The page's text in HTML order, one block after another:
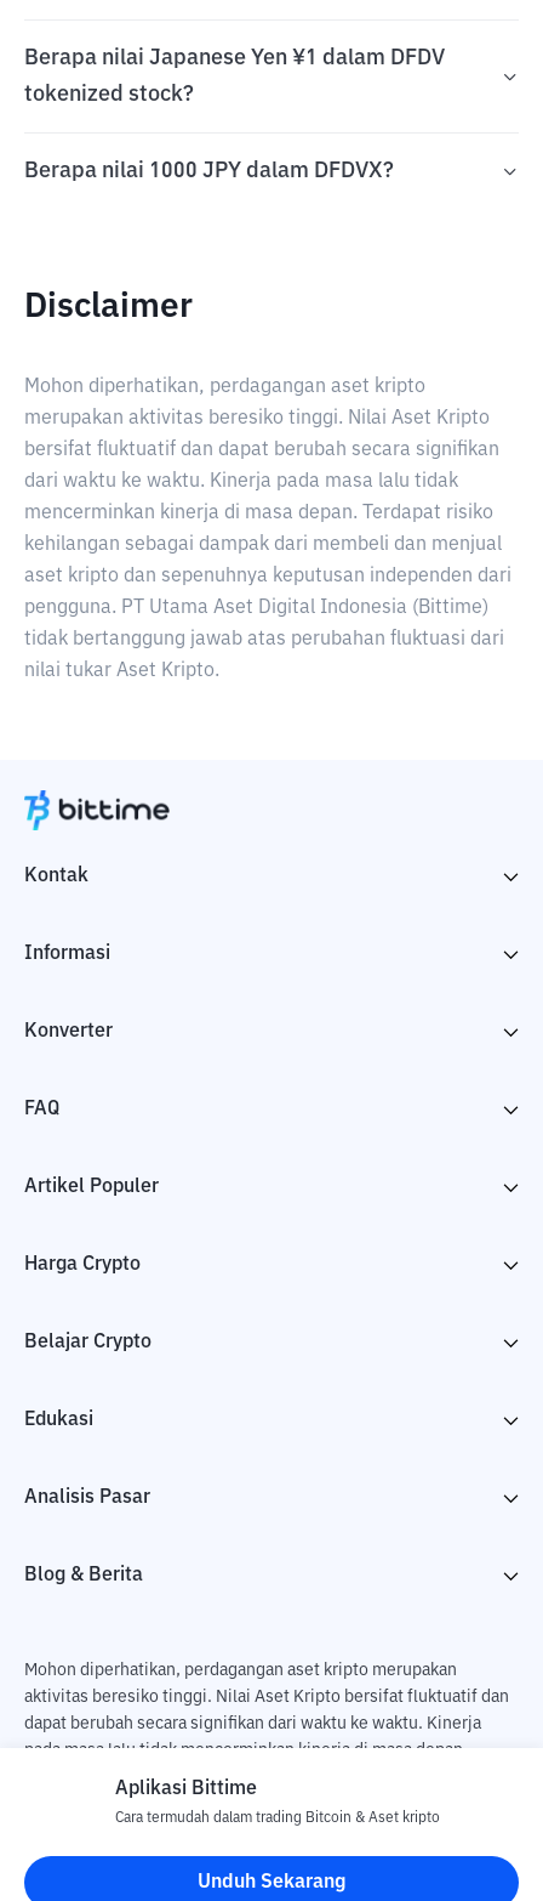
Berapa nilai Japanese Yen ¥1 dalam DFDV
tokenized stock?
Berapa nilai 1000 JPY dalam DFDVX?
Disclaimer
Mohon diperhatikan, perdagangan aset kripto
merupakan aktivitas beresiko tinggi. Nilai Aset Kripto
bersifat fluktuatif dan dapat berubah secara signifikan
dari waktu ke waktu. Kinerja pada masa lalu tidak
mencerminkan kinerja di masa depan. Terdapat risiko
kehilangan sebagai dampak dari membeli dan menjual
aset kripto dan sepenuhnya keputusan independen dari
pengguna. PT Utama Aset Digital Indonesia (Bittime)
tidak bertanggung jawab atas perubahan fluktuasi dari
nilai tukar Aset Kripto.
Kontak
Informasi
Konverter
FAQ
Artikel Populer
Harga Crypto
Belajar Crypto
Edukasi
Analisis Pasar
Blog & Berita
Mohon diperhatikan, perdagangan aset kripto merupakan
aktivitas beresiko tinggi. Nilai Aset Kripto bersifat fluktuatif dan
dapat berubah secara signifikan dari waktu ke waktu. Kinerja
pada masa lalu tidak mencerminkan kinerja di masa depan.
Terdapat risiko kehilangan sebagai dampak dari membeli dan
pengguna. PT Utama Aset Digital Indonesia (Bittime) tidak
bertanggung jawab atas perubahan fluktuasi dari nilai tukar Aset
Kripto.
Aplikasi Bittime
Cara termudah dalam trading Bitcoin & Aset kripto
Unduh Sekarang